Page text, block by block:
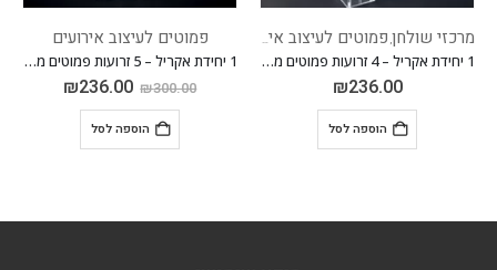
מרכזי שולחן, פמוטים לעיצוב אירועים
1 יחידת אקריל – 4 זרועות פמוטים מרובע
₪236.00
הוספה לסל
פמוטים לעיצוב אירועים
1 יחידת אקריל – 5 זרועות פמוטים מלבני
₪300.00
₪236.00
הוספה לסל